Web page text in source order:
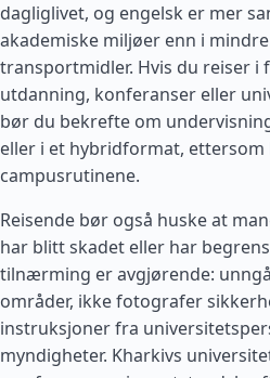
dagliglivet, og engelsk er mer
akademiske miljøer enn i
transportmidler. Hvis du reiser i
utdanning, konferanser eller
bør du bekrefte om
eller i et hybridformat,
campusrutinene.
Reisende bør også huske at
har blitt skadet eller har
tilnærming er avgjørende:
områder, ikke fotografer
instruksjoner fra
myndigheter. Kharkivs